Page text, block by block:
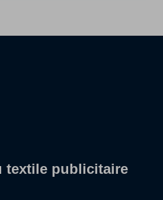
textile publicitaire